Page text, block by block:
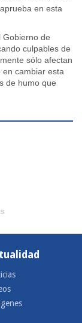
en esta
Gobierno de
culpables de
sólo afectan
en cambiar esta
de humo que